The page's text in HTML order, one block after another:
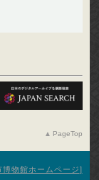
PageTop
博物館ホームページ